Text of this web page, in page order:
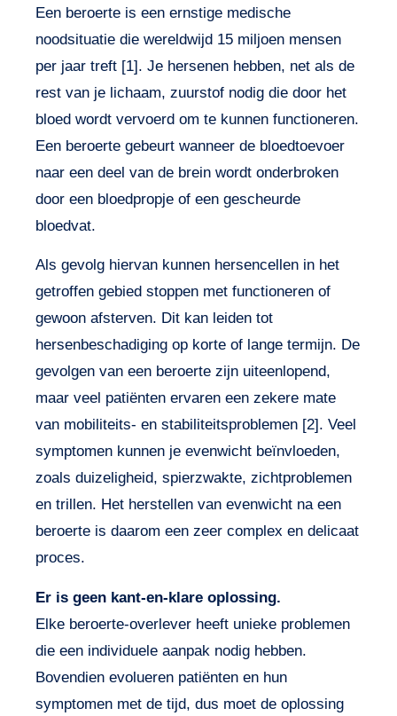
Een beroerte is een ernstige medische
noodsituatie die wereldwijd 15 miljoen mensen
per jaar treft [1]. Je hersenen hebben, net als de
rest van je lichaam, zuurstof nodig die door het
bloed wordt vervoerd om te kunnen functioneren.
Een beroerte gebeurt wanneer de bloedtoevoer
naar een deel van de brein wordt onderbroken
door een bloedpropje of een gescheurde
bloedvat.
Als gevolg hiervan kunnen hersencellen in het
getroffen gebied stoppen met functioneren of
gewoon afsterven. Dit kan leiden tot
hersenbeschadiging op korte of lange termijn. De
gevolgen van een beroerte zijn uiteenlopend,
maar veel patiënten ervaren een zekere mate
van mobiliteits- en stabiliteitsproblemen [2]. Veel
symptomen kunnen je evenwicht beïnvloeden,
zoals duizeligheid, spierzwakte, zichtproblemen
en trillen. Het herstellen van evenwicht na een
beroerte is daarom een zeer complex en delicaat
proces.
Er is geen kant-en-klare oplossing.
Elke beroerte-overlever heeft unieke problemen
die een individuele aanpak nodig hebben.
Bovendien evolueren patiënten en hun
symptomen met de tijd, dus moet de oplossing